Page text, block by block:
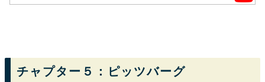
チャプター５：ピッツバーグ